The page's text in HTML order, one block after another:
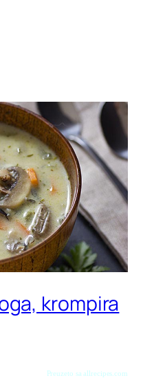
krompira
Preuzeto sa allrecipes.com